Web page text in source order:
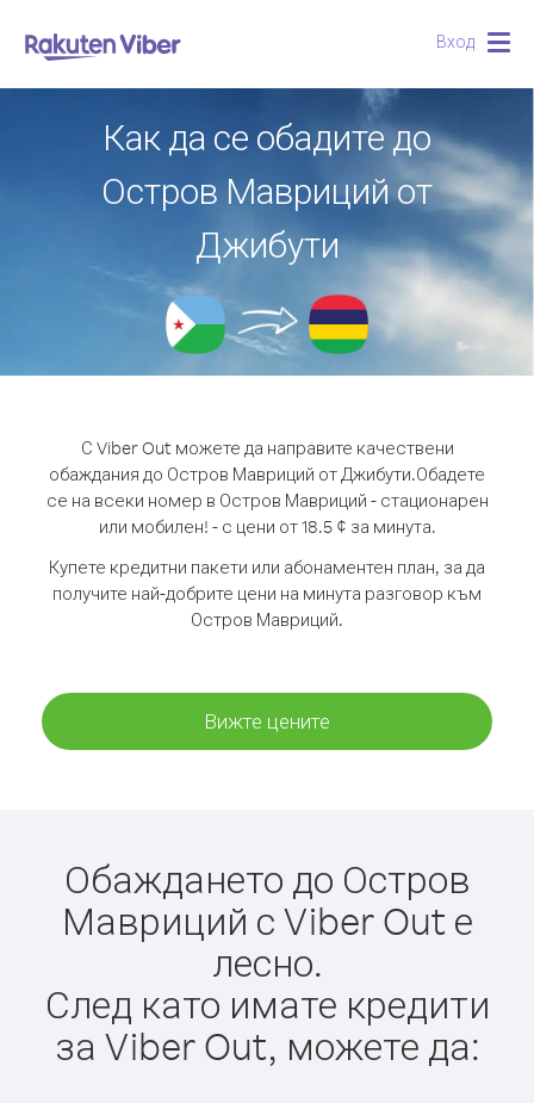
Вход
Как да се обадите до
Остров Мавриций от
Джибути
С Viber Out можете да направите качествени
обаждания до Остров Мавриций от Джибути.Обадете
се на всеки номер в Остров Мавриций - стационарен
или мобилен! - с цени от 18.5 ¢ за минута.
Купете кредитни пакети или абонаментен план, за да
получите най-добрите цени на минута разговор към
Остров Мавриций.
Вижте цените
Обаждането до Остров
Мавриций с Viber Out е
лесно.
След като имате кредити
за Viber Out, можете да: